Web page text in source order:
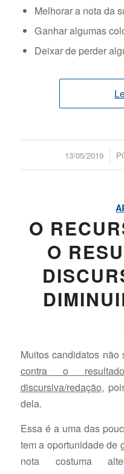
Melhorar a nota da
Ganhar algumas
Deixar de perder
13/05/2019
/
O
O
Muitos candidatos
contra o
discursiva/redação,
dela.
Essa é a uma das
tem a oportunidade de
nota costuma